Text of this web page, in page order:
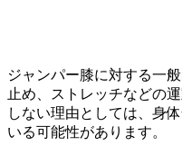
ジャンパー膝に対する一
止め、ストレッチなどの
しない理由としては、身
いる可能性があります。